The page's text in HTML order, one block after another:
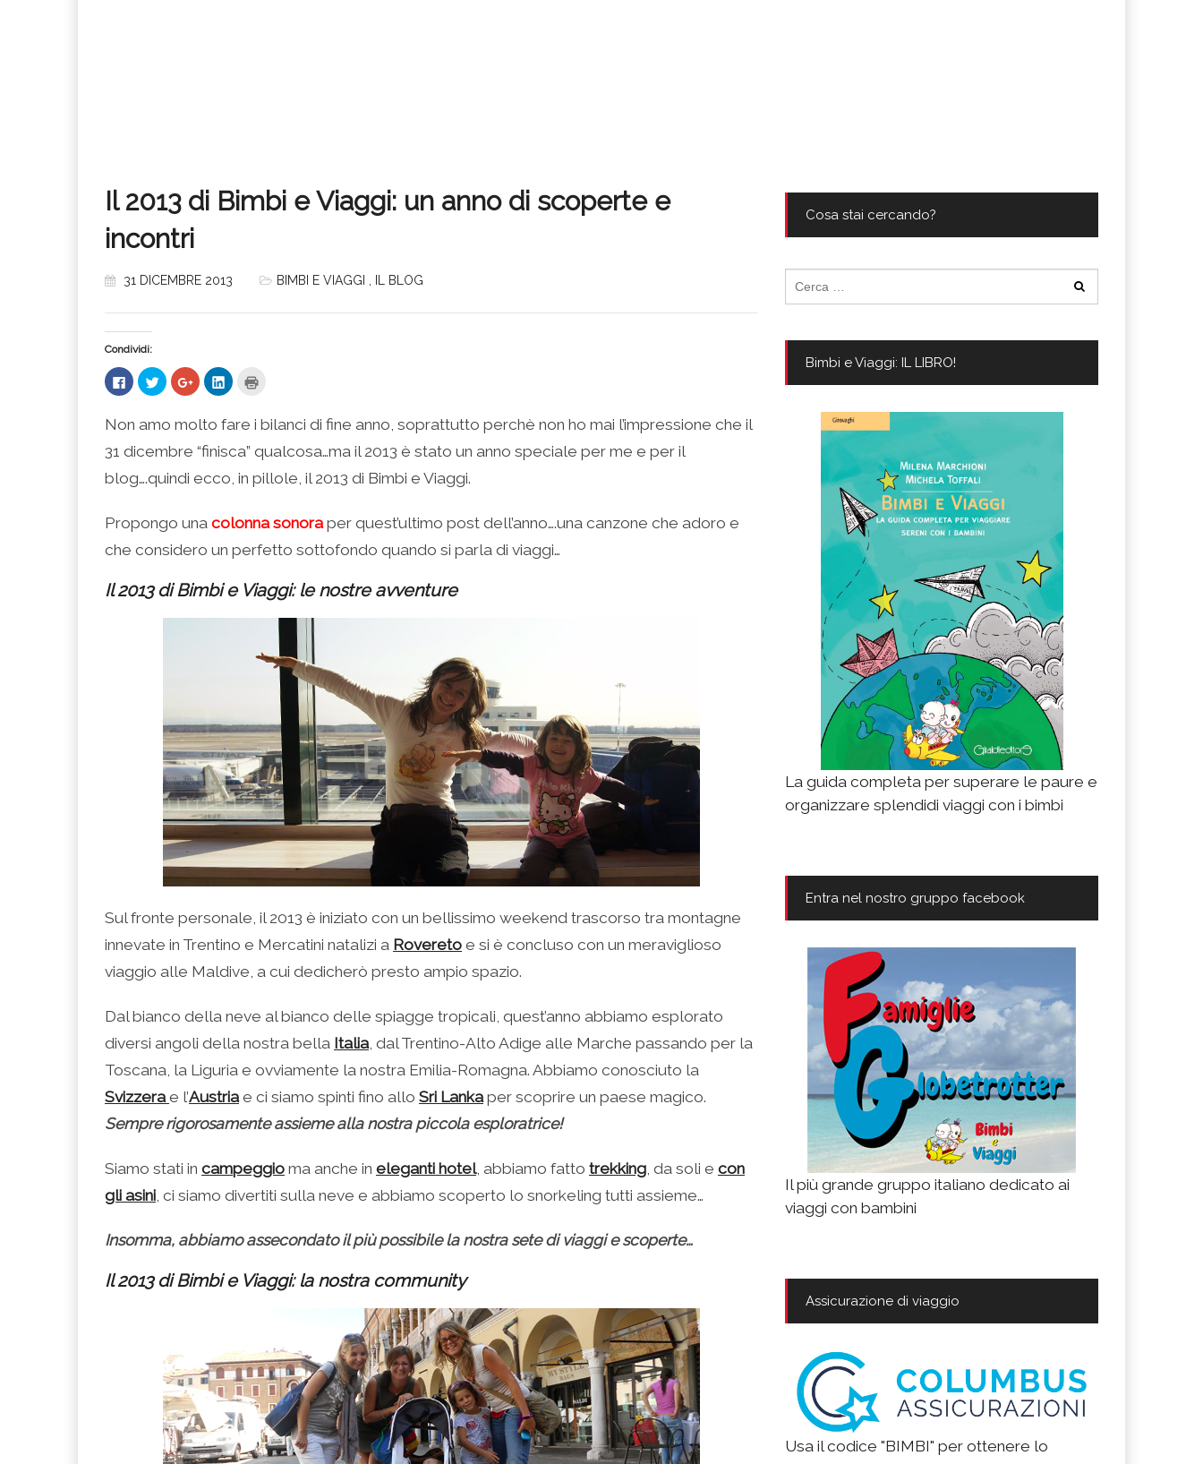
Il 2013 di Bimbi e Viaggi: un anno di scoperte e
incontri
31 DICEMBRE 2013 BIMBI E VIAGGI IL BLOG
Condividi:
Fai
clic
su
Facebook
(Si
apre
una
nuova
Fai
clic
condividere
su
Twitter
(Si
in
una
Fai
clic
condividere
su
Google+
(Si
in
una
Fai
clic
condividere
su
LinkedIn
(Si
in
una
stampare
(Si
in
una
nuova
finestra)
Non amo molto fare i bilanci di fine anno, soprattutto perchè non ho mai l’impressione che il
31 dicembre “finisca” qualcosa…ma il 2013 è stato un anno speciale per me e per il
blog….quindi ecco, in pillole, il 2013 di Bimbi e Viaggi.
Propongo una colonna sonoraper quest’ultimo post dell’anno….una canzone che adoro e
che considero un perfetto sottofondo quando si parla di viaggi…
Il 2013 di Bimbi e Viaggi: le nostre avventure
Sul fronte personale, il 2013 è iniziato con un bellissimo weekend trascorso tra montagne
innevate in Trentino e Mercatini natalizi a Rovereto e si è concluso con un meraviglioso
viaggio alle Maldive, a cui dedicherò presto ampio spazio.
Dal bianco della neve al bianco delle spiagge tropicali, quest’anno abbiamo esplorato
diversi angoli della nostra bella Italia, dal Trentino-Alto Adige alle Marche passando per la
Toscana, la Liguria e ovviamente la nostra Emilia-Romagna. Abbiamo conosciuto la
Svizzera e l’Austriae ci siamo spinti fino allo Sri Lankaper scoprire un paese magico.
Sempre rigorosamente assieme alla nostra piccola esploratrice!
Siamo stati in campeggio ma anche in eleganti hotel, abbiamo fatto trekking , da soli e con
gli asini , ci siamo divertiti sulla neve e abbiamo scoperto lo snorkeling tutti assieme…
Insomma, abbiamo assecondato il più possibile la nostra sete di viaggi e scoperte…
Il 2013 di Bimbi e Viaggi: la nostra community
Cosa stai cercando?
per:
Bimbi e Viaggi: IL LIBRO!
La guida completa per superare le paure e
organizzare splendidi viaggi con i bimbi
Entra nel nostro gruppo facebook
Il più grande gruppo italiano dedicato ai
viaggi con bambini
Assicurazione di viaggio
Usa il codice "BIMBI" per ottenere lo